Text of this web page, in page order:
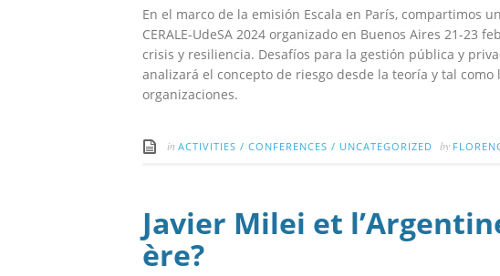
En el marco de la emisión Escala en París, compartimos
CERALE-UdeSA 2024 organizado en Buenos Aires 21-23
crisis y resiliencia. Desafíos para la gestión pública y
analizará el concepto de riesgo desde la teoría y tal
organizaciones.
in ACTIVITIES / CONFERENCES / UNCATEGORIZED by
Javier Milei et
ère?